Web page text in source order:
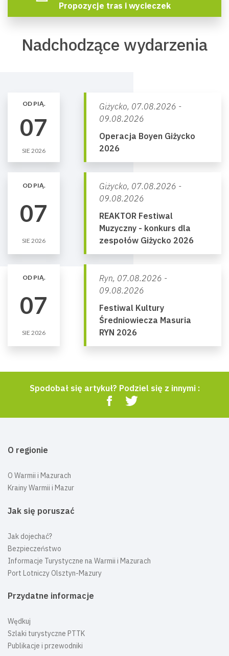
Propozycje tras i wycieczek
Nadchodzące wydarzenia
OD PIĄ.
07
SIE 2026
Giżycko, 07.08.2026 -
09.08.2026
Operacja Boyen Giżycko
2026
OD PIĄ.
07
SIE 2026
Giżycko, 07.08.2026 -
09.08.2026
REAKTOR Festiwal
Muzyczny - konkurs dla
zespołów Giżycko 2026
OD PIĄ.
07
SIE 2026
Ryn, 07.08.2026 -
09.08.2026
Festiwal Kultury
Średniowiecza Masuria
RYN 2026
Spodobał się artykuł? Podziel się z innymi :
O regionie
O Warmii i Mazurach
Krainy Warmii i Mazur
Jak się poruszać
Jak dojechać?
Bezpieczeństwo
Informacje Turystyczne na Warmii i Mazurach
Port Lotniczy Olsztyn-Mazury
Przydatne informacje
Wędkuj
Szlaki turystyczne PTTK
Publikacje i przewodniki